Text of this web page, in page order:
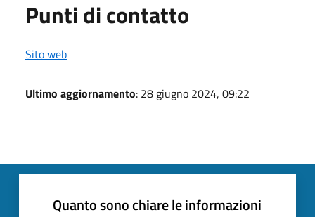
Punti di contatto
Sito web
Ultimo aggiornamento: 28 giugno 2024, 09:22
Quanto sono chiare le informazioni